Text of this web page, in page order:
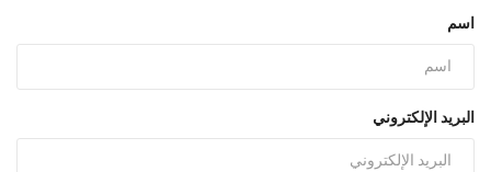
اسم
البريد الإلكتروني